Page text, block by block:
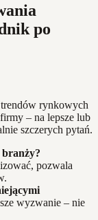
po
rynkowych
– na lepsze lub
szczerych pytań.
branży?
pozwala
wyzwanie – nie